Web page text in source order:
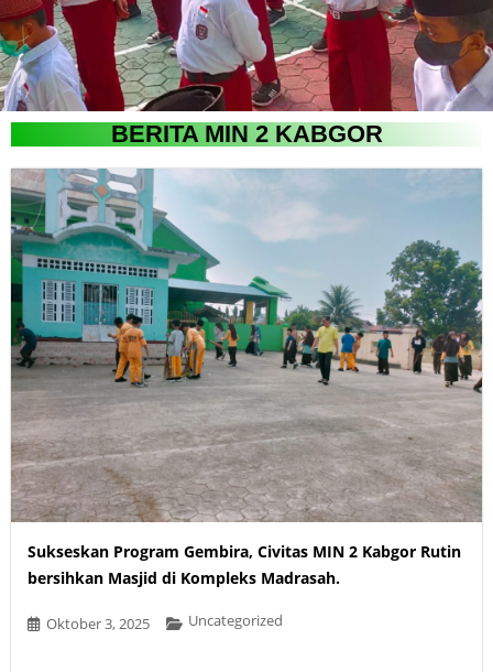
BERITA MIN 2 KABGOR
Sukseskan Program Gembira, Civitas MIN 2 Kabgor Rutin
bersihkan Masjid di Kompleks Madrasah.
Oktober 3, 2025 Uncategorized